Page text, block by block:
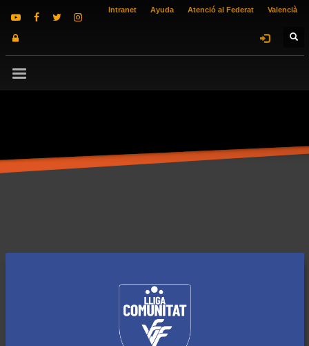
Intranet Ayuda Atenció al Federat Valencià